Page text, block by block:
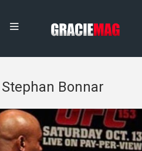
Stephan Bonnar